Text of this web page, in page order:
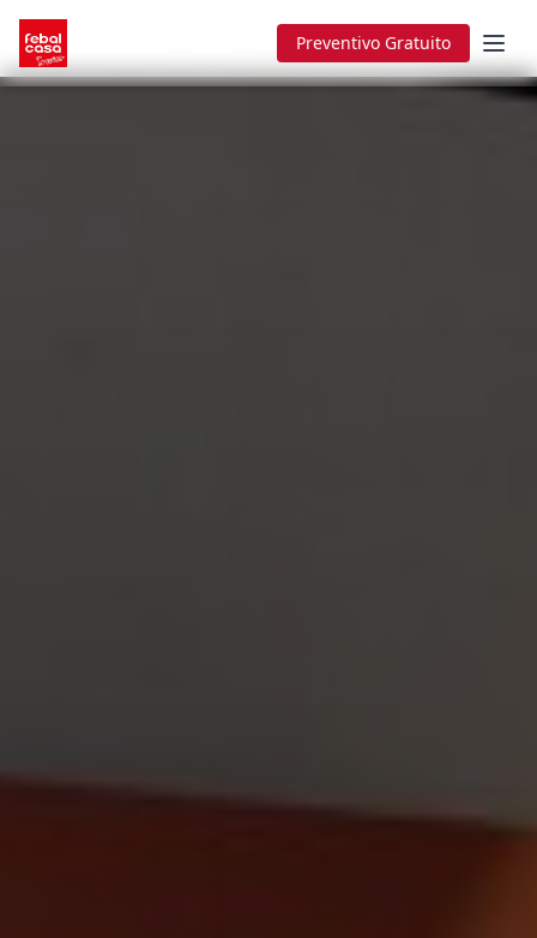
Preventivo Gratuito